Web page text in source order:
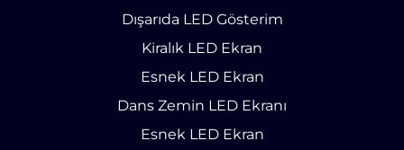
Dışarıda LED Gösterim
Kiralık LED Ekran
Esnek LED Ekran
Dans Zemin LED Ekranı
Esnek LED Ekran